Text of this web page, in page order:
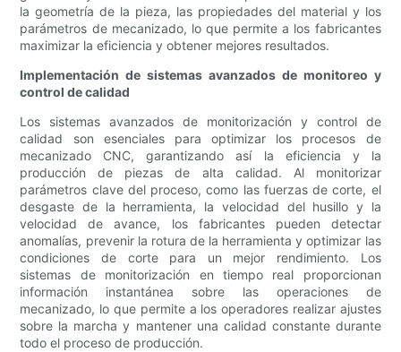
la geometría de la pieza, las propiedades del material y los
parámetros de mecanizado, lo que permite a los fabricantes
maximizar la eficiencia y obtener mejores resultados.
Implementación de sistemas avanzados de monitoreo y
control de calidad
Los sistemas avanzados de monitorización y control de
calidad son esenciales para optimizar los procesos de
mecanizado CNC, garantizando así la eficiencia y la
producción de piezas de alta calidad. Al monitorizar
parámetros clave del proceso, como las fuerzas de corte, el
desgaste de la herramienta, la velocidad del husillo y la
velocidad de avance, los fabricantes pueden detectar
anomalías, prevenir la rotura de la herramienta y optimizar las
condiciones de corte para un mejor rendimiento. Los
sistemas de monitorización en tiempo real proporcionan
información instantánea sobre las operaciones de
mecanizado, lo que permite a los operadores realizar ajustes
sobre la marcha y mantener una calidad constante durante
todo el proceso de producción.